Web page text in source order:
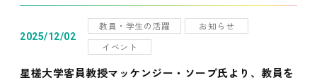
2025/12/02
教員・学生の活躍
お知らせ
イベント
星槎大学客員教授マッケンジー・ソープ氏より、教員を